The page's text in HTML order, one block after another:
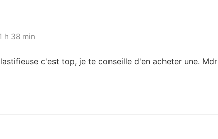
h 38 min
c'est top, je te conseille d'en acheter une. Mdr